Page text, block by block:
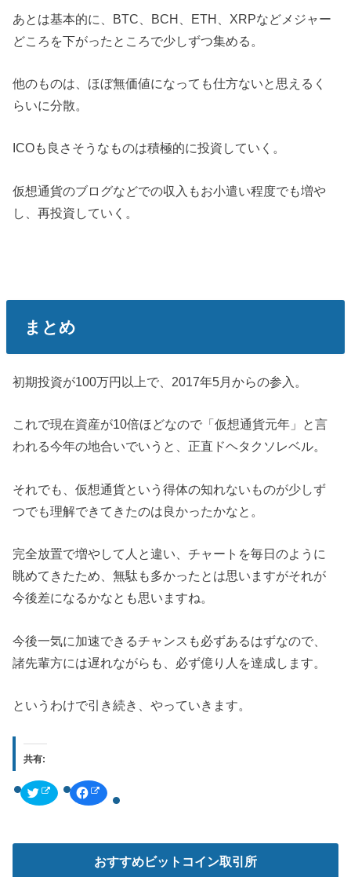
あとは基本的に、BTC、BCH、ETH、XRPなどメジャー
どころを下がったところで少しずつ集める。
他のものは、ほぼ無価値になっても仕方ないと思えるく
らいに分散。
ICOも良さそうなものは積極的に投資していく。
仮想通貨のブログなどでの収入もお小遣い程度でも増や
し、再投資していく。
まとめ
初期投資が100万円以上で、2017年5月からの参入。
これで現在資産が10倍ほどなので「仮想通貨元年」と言
われる今年の地合いでいうと、正直ドヘタクソレベル。
それでも、仮想通貨という得体の知れないものが少しず
つでも理解できてきたのは良かったかなと。
完全放置で増やして人と違い、チャートを毎日のように
眺めてきたため、無駄も多かったとは思いますがそれが
今後差になるかなとも思いますね。
今後一気に加速できるチャンスも必ずあるはずなので、
諸先輩方には遅れながらも、必ず億り人を達成します。
というわけで引き続き、やっていきます。
共有:
ク
ッ
T
F
c
o
で
おすすめビットコイン取引所